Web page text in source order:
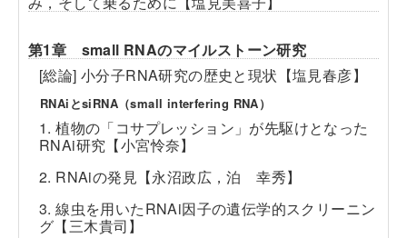
第1章 small RNAのマイルストーン研究
[総論] 小分子RNA研究の歴史と現状【塩見春彦】
RNAiとsiRNA（small interfering RNA）
1. 植物の「コサプレッション」が先駆けとなった
RNAi研究【小宮怜奈】
2. RNAiの発見【永沼政広，泊 幸秀】
3. 線虫を用いたRNAi因子の遺伝学的スクリーニン
グ【三木貴司】